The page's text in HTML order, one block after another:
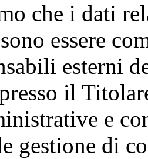
che i dati
essere
esterni
il
e
gestione di